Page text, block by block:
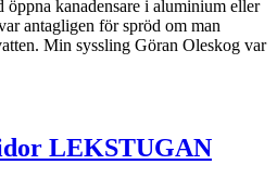
kanadensare i aluminium eller
antagligen för spröd om man
Min syssling Göran Oleskog var
LEKSTUGAN